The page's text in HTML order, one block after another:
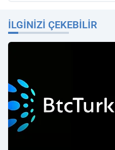
İLGINIZI ÇEKEBILIR